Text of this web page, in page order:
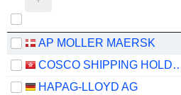
AP MOLLER MAERSK
COSCO SHIPPING
HAPAG-LLOYD AG